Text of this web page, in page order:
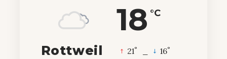
18 °C
Rottweil 21° 16°